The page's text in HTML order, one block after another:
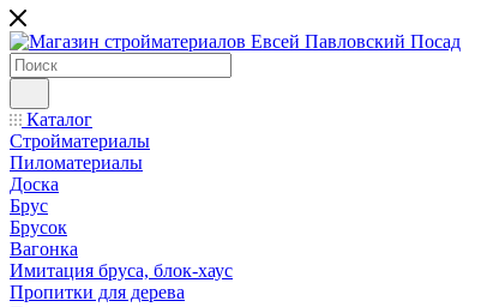
Каталог
Стройматериалы
Пиломатериалы
Доска
Брус
Брусок
Вагонка
Имитация бруса, блок-хаус
Пропитки для дерева